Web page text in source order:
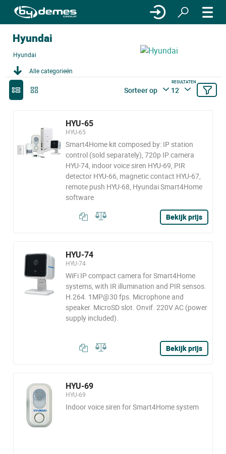
Hyundai
Hyundai
Alle categorieën
Sorteer op
RESULTATEN
12
HYU-65
HYU-65
Smart4Home kit composed by: IP station
control (sold separately), 720p IP camera
HYU-74, indoor voice siren HYU-69, PIR
detector HYU-66, magnetic contact HYU-67,
remote push HYU-68, Hyundai Smart4Home
software
Bekijk prijs
HYU-74
HYU-74
WiFi IP compact camera for Smart4Home
systems, with IR illumination and PIR sensos.
H.264. 1MP@30 fps. Microphone and
speaker. MicroSD slot. Onvif. 220V AC (power
supply included).
Bekijk prijs
HYU-69
HYU-69
Indoor voice siren for Smart4Home system